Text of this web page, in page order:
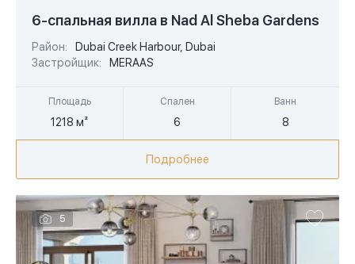
6-спальная вилла в Nad Al Sheba Gardens
Район:
Dubai Creek Harbour, Dubai
Застройщик:
MERAAS
Площадь
1218 м²
Спален
6
Ванн
8
USD
Подробнее
5